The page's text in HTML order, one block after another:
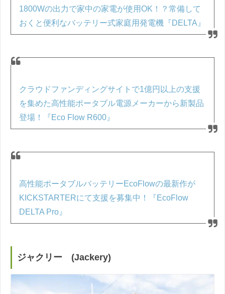
1800Wの出力で家中の家電が使用OK！？常備して
おくと便利なバッテリー式家庭用発電機『DELTA』
クラウドファンディングサイトで1億円以上の支援
を集めた高性能ポータブル電源メーカーから新製品
登場！『Eco Flow R600』
高性能ポータブルバッテリーEcoFlowの最新作が
KICKSTARTERにて支援を募集中！『EcoFlow
DELTA Pro』
ジャクリー (Jackery)